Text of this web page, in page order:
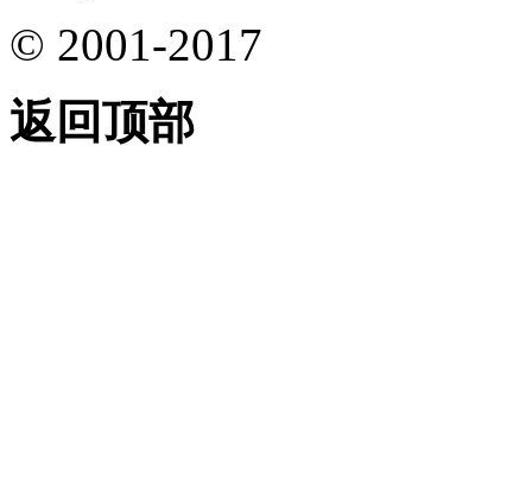
© 2001-2017
返回顶部